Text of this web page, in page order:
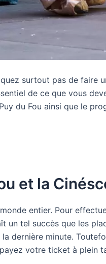
surtout pas de faire
de ce que vous
du Fou ainsi que le
et la
entier. Pour
un tel succès que les
dernière minute.
votre ticket à plein